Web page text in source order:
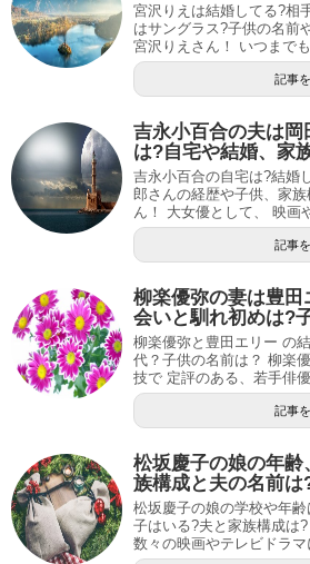
宮沢りえは結婚してる?相
はサングラス?子供の名前
宮沢りえさん！ いつまでも
記事
吉永小百合の夫は
は?自宅や結婚、家
吉永小百合の自宅は?結婚
郎さんの経歴や子供、家
ん！ 大女優として、 映画
記事
柳楽優弥の妻は豊田
会いと馴れ初めは?
柳楽優弥と豊田エリー の
代？子供の名前は？ 柳楽
技で 定評のある、若手俳優
記事
松坂慶子の娘の年
族構成と夫の名前は
松坂慶子の娘の学校や年
子はいる?夫と家族構成は
数々の映画やテレビドラマ